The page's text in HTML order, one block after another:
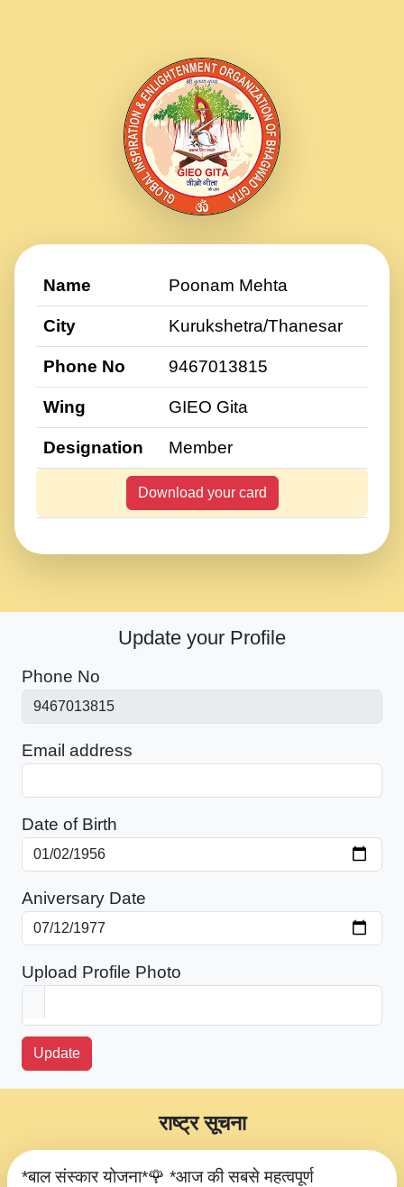
Name Poonam Mehta
City Kurukshetra/Thanesar
Phone No 9467013815
Wing GIEO Gita
Designation Member
Download your card
Update your Profile
Phone No
Email address
Date of Birth
Aniversary Date
Upload Profile Photo
Update
*बाल संस्कार योजना*🌹 *आज की सबसे महत्वपूर्ण
राष्ट्र सूचना